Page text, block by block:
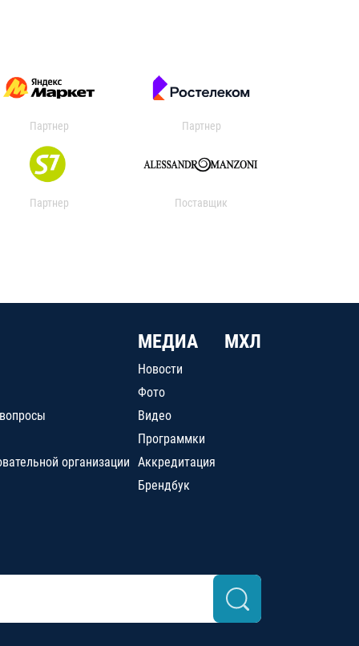
Партнер Партнер
Партнер Поставщик
организации
МЕДИА
Новости
Фото
Видео
Программки
Аккредитация
Брендбук
МХЛ